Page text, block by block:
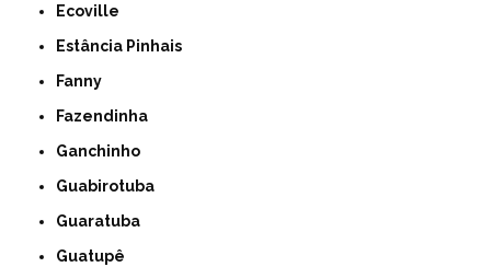
Ecoville
Estância Pinhais
Fanny
Fazendinha
Ganchinho
Guabirotuba
Guaratuba
Guatupê